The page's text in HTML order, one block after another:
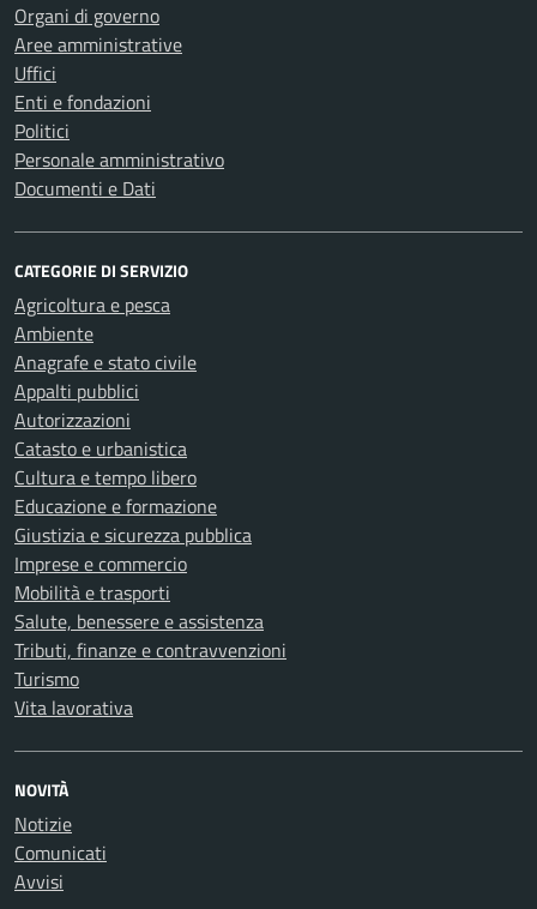
Organi di governo
Aree amministrative
Uffici
Enti e fondazioni
Politici
Personale amministrativo
Documenti e Dati
CATEGORIE DI SERVIZIO
Agricoltura e pesca
Ambiente
Anagrafe e stato civile
Appalti pubblici
Autorizzazioni
Catasto e urbanistica
Cultura e tempo libero
Educazione e formazione
Giustizia e sicurezza pubblica
Imprese e commercio
Mobilità e trasporti
Salute, benessere e assistenza
Tributi, finanze e contravvenzioni
Turismo
Vita lavorativa
NOVITÀ
Notizie
Comunicati
Avvisi